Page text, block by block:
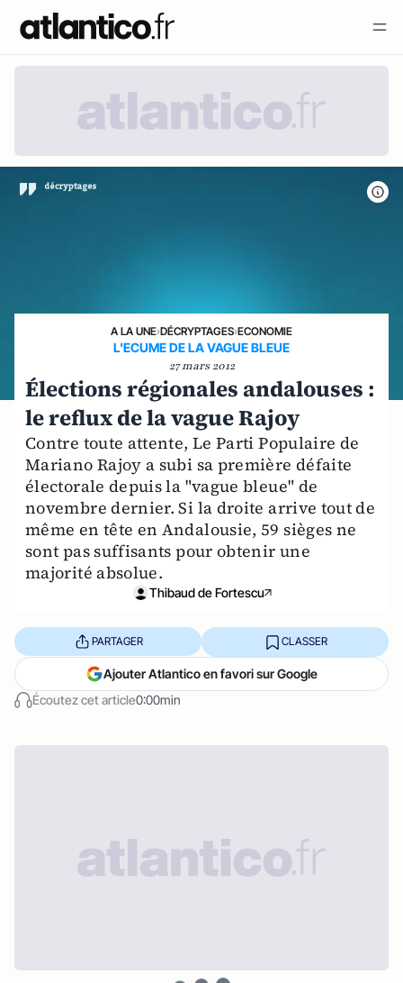
A LA UNE›DÉCRYPTAGES›ECONOMIE
L'ECUME DE LA VAGUE BLEUE
27 mars 2012
Élections régionales andalouses :
le reflux de la vague Rajoy
Contre toute attente, Le Parti Populaire de
Mariano Rajoy a subi sa première défaite
électorale depuis la "vague bleue" de
novembre dernier. Si la droite arrive tout de
même en tête en Andalousie, 59 sièges ne
sont pas suffisants pour obtenir une
majorité absolue.
Thibaud de Fortescu
Écoutez cet article0:00min
PARTAGER CLASSER
Ajouter Atlantico en favori sur Google